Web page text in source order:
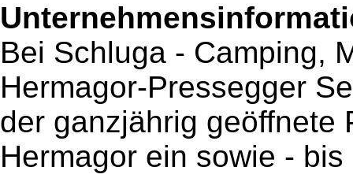
Bei Schluga - Camping,
Hermagor-Pressegger
der ganzjährig geöffnete
Hermagor ein sowie -